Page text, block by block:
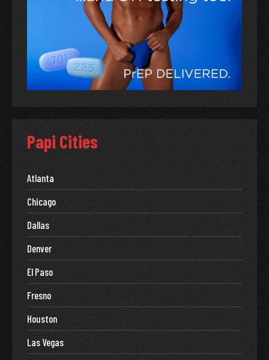
Papi Cities
Atlanta
Chicago
Dallas
Denver
El Paso
Fresno
Houston
Las Vegas